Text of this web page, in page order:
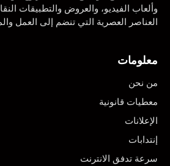
وألعاب الفيديو، والعروض والتطبيقات
العناصر العصرية التي تنضم إلى العمل
معلومات
من نحن
معطيات قانونية
الإعلانات
إنتدابات
سرعة تدفق الانترنت